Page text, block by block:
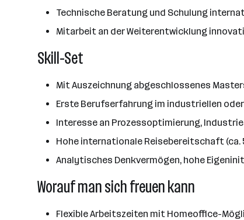
Technische Beratung und Schulung
Mitarbeit an der Weiterentwicklung
Skill-Set
Mit Auszeichnung abgeschlossenes
Erste Berufserfahrung im industriellen
Interesse an Prozessoptimierung,
Hohe internationale Reisebereitschaft (ca.
Analytisches Denkvermögen, hohe
Worauf man sich freuen kann
Flexible Arbeitszeiten mit Homeoffice-